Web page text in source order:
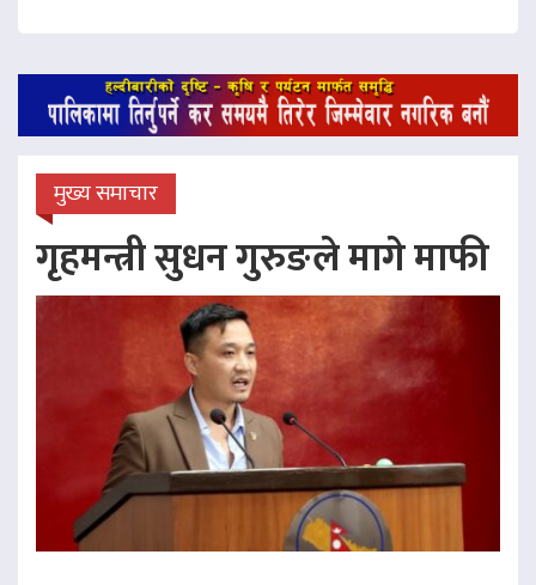
मुख्य समाचार
गृहमन्त्री सुधन गुरुङले मागे माफी